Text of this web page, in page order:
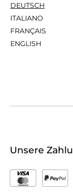
DEUTSCH
ITALIANO
FRANÇAIS
ENGLISH
Unsere